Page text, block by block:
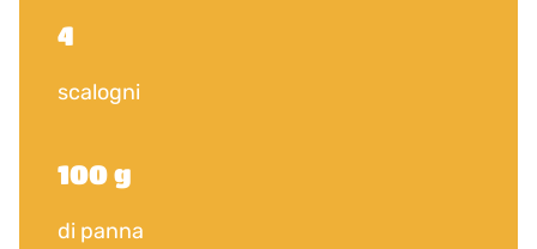
4
scalogni
100 g
di panna